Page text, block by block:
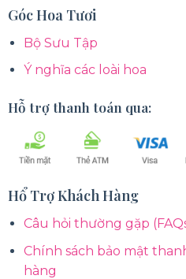
Góc Hoa Tươi
Bộ Sưu Tập
Ý nghĩa các loài hoa
Hỗ trợ thanh toán qua:
Hổ Trợ Khách Hàng
Câu hỏi thường gặp
Chính sách bảo mật
hàng